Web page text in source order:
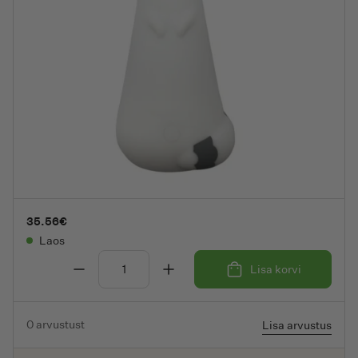
35.56€
Laos
BBLÜV Koön 3-astmeline silikoon öölamp ja
Lisa korvi
0 arvustust Lisa arvustus